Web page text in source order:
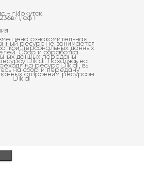
- г.Иркутск,
1, оф.1
ознакомительная
ресурс не занимается
персональных данных
Сбор и обработка
данных переданы
Dikidi. Находясь на
на ресурс Dikidi, вы
на сбор и передачу
сторонним ресурсом
Dikidi